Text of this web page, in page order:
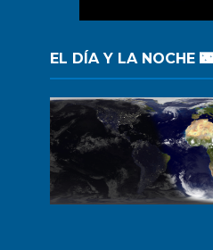
EL DÍA Y LA NOCHE 🌃